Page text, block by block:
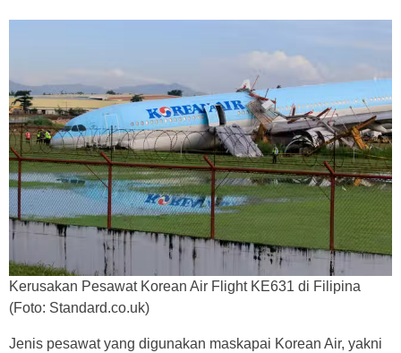
Kerusakan Pesawat Korean Air Flight KE631 di Filipina
(Foto: Standard.co.uk)
Jenis pesawat yang digunakan maskapai Korean Air, yakni